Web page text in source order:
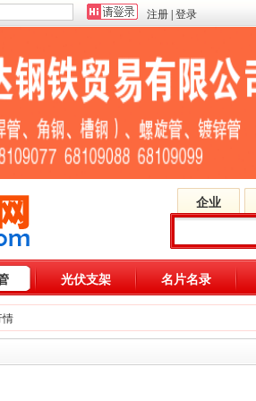
注册 登录
企业
光伏支架 名片名录
情